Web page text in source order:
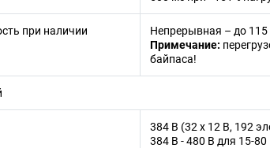
при наличии
Непрерывная – до 115
Примечание:
байпаса!
384 В (32 x 12 В, 192
384 В - 480 В для 15-